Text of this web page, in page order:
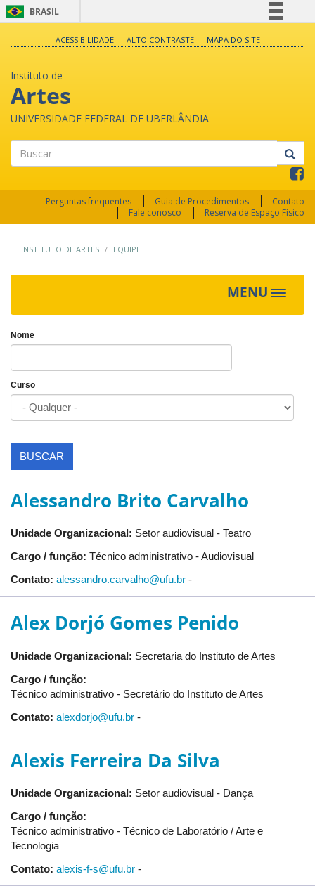
BRASIL
Legislação
Canais
ACESSIBILIDADE ALTO CONTRASTE MAPA DO SITE
Instituto de
Artes
UNIVERSIDADE FEDERAL DE UBERLÂNDIA
Perguntas frequentes Guia de Procedimentos
Contato
Fale conosco
Reserva de Espaço Físico
INSTITUTO DE ARTES EQUIPE
MENU
Toggle
Nome
Curso
BUSCAR
Alessandro Brito Carvalho
Unidade Organizacional: Setor audiovisual - Teatro
Cargo / função: Técnico administrativo - Audiovisual
Contato: alessandro.carvalho@ufu.br -
Alex Dorjó Gomes Penido
Unidade Organizacional: Secretaria do Instituto de Artes
Cargo / função:
Técnico administrativo - Secretário do Instituto de Artes
Contato: alexdorjo@ufu.br -
Alexis Ferreira Da Silva
Unidade Organizacional: Setor audiovisual - Dança
Cargo / função:
Técnico administrativo - Técnico de Laboratório / Arte e
Tecnologia
Contato: alexis-f-s@ufu.br -